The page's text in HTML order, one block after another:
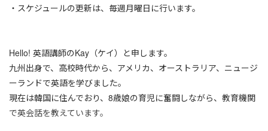
・スケジュールの更新は、毎週月曜日に行います。
Hello! 英語講師のKay（ケイ）と申します。
九州出身で、高校時代から、アメリカ、オーストラリア、ニュージ
ーランドで英語を学びました。
現在は韓国に住んでおり、8歳娘の育児に奮闘しながら、教育機関
で英会話を教えています。